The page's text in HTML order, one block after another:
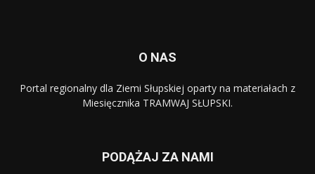
O NAS
Portal regionalny dla Ziemi Słupskiej oparty na materiałach z
Miesięcznika TRAMWAJ SŁUPSKI.
PODĄŻAJ ZA NAMI